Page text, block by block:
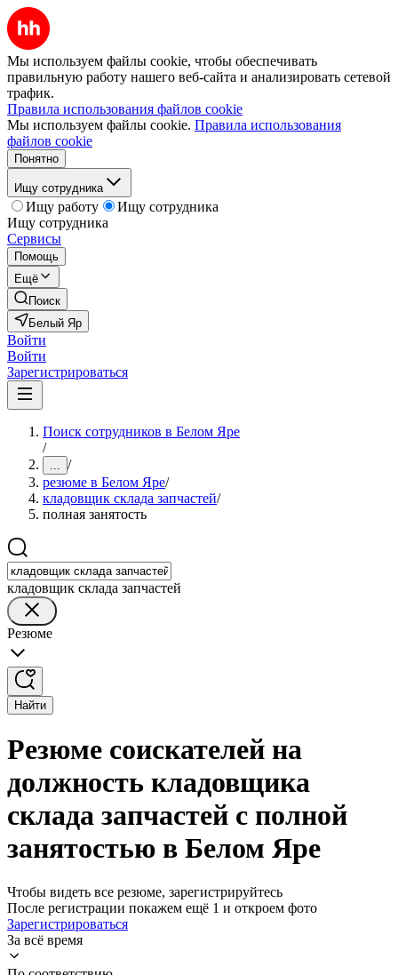
Мы используем файлы cookie, чтобы обеспечивать
правильную работу нашего веб-сайта и анализировать сетевой
трафик.
Правила использования файлов cookie
Мы используем файлы cookie. Правила использования
файлов cookie
Понятно
Ищу сотрудника
Ищу работу
Ищу сотрудника
Ищу сотрудника
Сервисы
Помощь
Ещё
Поиск
Белый Яр
Войти
Войти
Зарегистрироваться
Поиск сотрудников в Белом Яре
/
... /
резюме в Белом Яре/
кладовщик склада запчастей/
полная занятость
кладовщик склада запчастей
Резюме
Найти
Резюме соискателей на
должность кладовщика
склада запчастей с полной
занятостью в Белом Яре
Чтобы видеть все резюме, зарегистрируйтесь
После регистрации покажем ещё 1 и откроем фото
Зарегистрироваться
За всё время